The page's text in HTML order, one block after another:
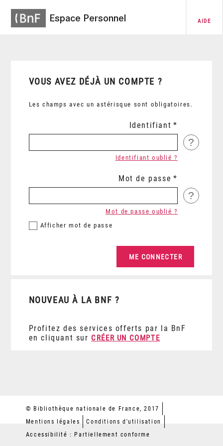
Espace Personnel AIDE
VOUS AVEZ DÉJÀ UN COMPTE ?
Les champs avec un astérisque sont obligatoires.
Identifiant
?
Identifiant oublié ?
Mot de passe
?
Afficher mot de passe
Mot de passe oublié ?
NOUVEAU À LA BNF ?
Profitez des services offerts par la BnF
en cliquant sur CRÉER UN COMPTE
© Bibliothèque nationale de France, 2017
Mentions légales
Conditions d'utilisation
Accessibilité : Partiellement conforme